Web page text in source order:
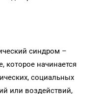
синдром –
которое начинается
социальных
или воздействий,